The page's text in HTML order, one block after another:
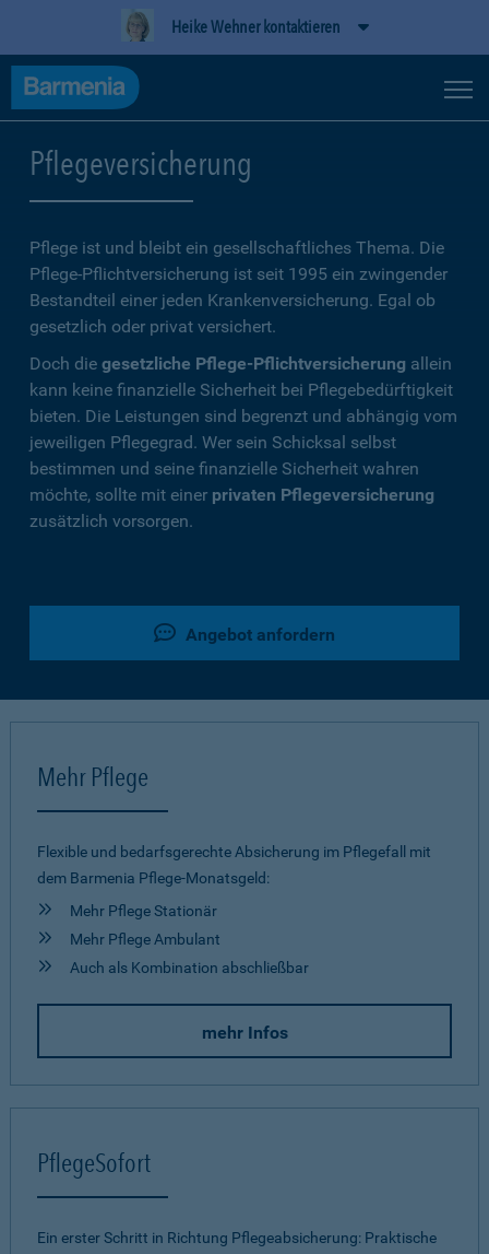
Heike Wehner kontaktieren
Pflegeversicherung
Pflege ist und bleibt ein gesellschaftliches Thema. Die
Pflege-Pflichtversicherung ist seit 1995 ein zwingender
Bestandteil einer jeden Krankenversicherung. Egal ob
gesetzlich oder privat versichert.
Doch die gesetzliche Pflege-Pflichtversicherung allein
kann keine finanzielle Sicherheit bei Pflegebedürftigkeit
bieten. Die Leistungen sind begrenzt und abhängig vom
jeweiligen Pflegegrad. Wer sein Schicksal selbst
bestimmen und seine finanzielle Sicherheit wahren
möchte, sollte mit einer privaten Pflegeversicherung
zusätzlich vorsorgen.
Angebot anfordern
Mehr Pflege
Flexible und bedarfsgerechte Absicherung im Pflegefall mit
dem Barmenia Pflege-Monatsgeld:
Mehr Pflege Stationär
Mehr Pflege Ambulant
Auch als Kombination abschließbar
mehr Infos
PflegeSofort
Ein erster Schritt in Richtung Pflegeab­sicherung: Praktische